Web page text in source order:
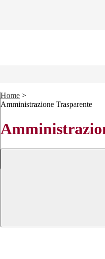
Home >
Amministrazione Trasparente